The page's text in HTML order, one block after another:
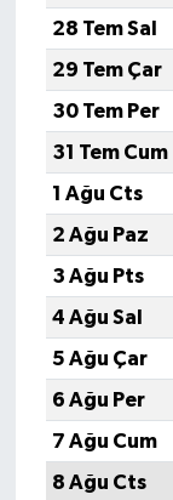
28 Tem Sal
29 Tem Çar
30 Tem Per
31 Tem Cum
1 Ağu Cts
2 Ağu Paz
3 Ağu Pts
4 Ağu Sal
5 Ağu Çar
6 Ağu Per
7 Ağu Cum
8 Ağu Cts